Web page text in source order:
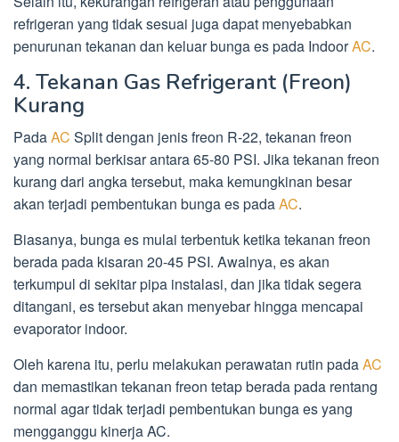
refrigeran yang tidak sesuai juga dapat menyebabkan
penurunan tekanan dan keluar bunga es pada IndoorAC.
4. Tekanan Gas Refrigerant (Freon)
Kurang
PadaAC Split dengan jenis freon R-22, tekanan freon
yang normal berkisar antara 65-80 PSI. Jika tekanan freon
kurang dari angka tersebut, maka kemungkinan besar
akan terjadi pembentukan bunga es padaAC.
Biasanya, bunga es mulai terbentuk ketika tekanan freon
berada pada kisaran 20-45 PSI. Awalnya, es akan
terkumpul di sekitar pipa instalasi, dan jika tidak segera
ditangani, es tersebut akan menyebar hingga mencapai
evaporator indoor.
Oleh karena itu, perlu melakukan perawatan rutin padaAC
dan memastikan tekanan freon tetap berada pada rentang
normal agar tidak terjadi pembentukan bunga es yang
mengganggu kinerja AC.